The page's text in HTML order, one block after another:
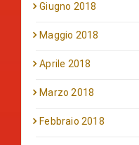
Giugno 2018
Maggio 2018
Aprile 2018
Marzo 2018
Febbraio 2018